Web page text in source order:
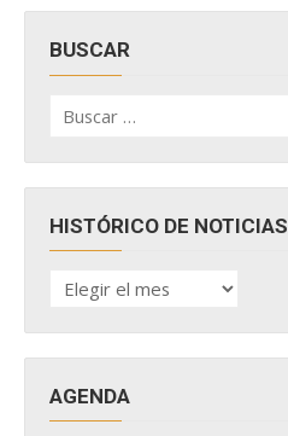
BUSCAR
por:
HISTÓRICO DE NOTICIAS
HISTÓRICO
DE
AGENDA